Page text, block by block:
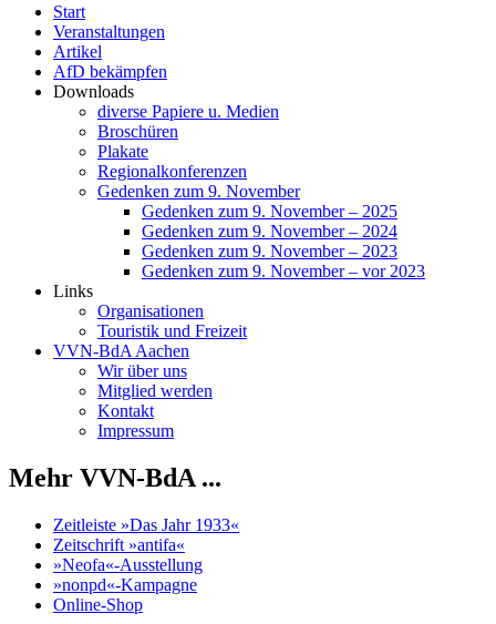
Start
Veranstaltungen
Artikel
AfD bekämpfen
Downloads
diverse Papiere u. Medien
Broschüren
Plakate
Regionalkonferenzen
Gedenken zum 9. November
Gedenken zum 9. November – 2025
Gedenken zum 9. November – 2024
Gedenken zum 9. November – 2023
Gedenken zum 9. November – vor 2023
Links
Organisationen
Touristik und Freizeit
VVN-BdA Aachen
Wir über uns
Mitglied werden
Kontakt
Impressum
Mehr VVN-BdA ...
Zeitleiste »Das Jahr 1933«
Zeitschrift »antifa«
»Neofa«-Ausstellung
»nonpd«-Kampagne
Online-Shop